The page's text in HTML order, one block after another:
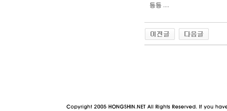
등등 ....